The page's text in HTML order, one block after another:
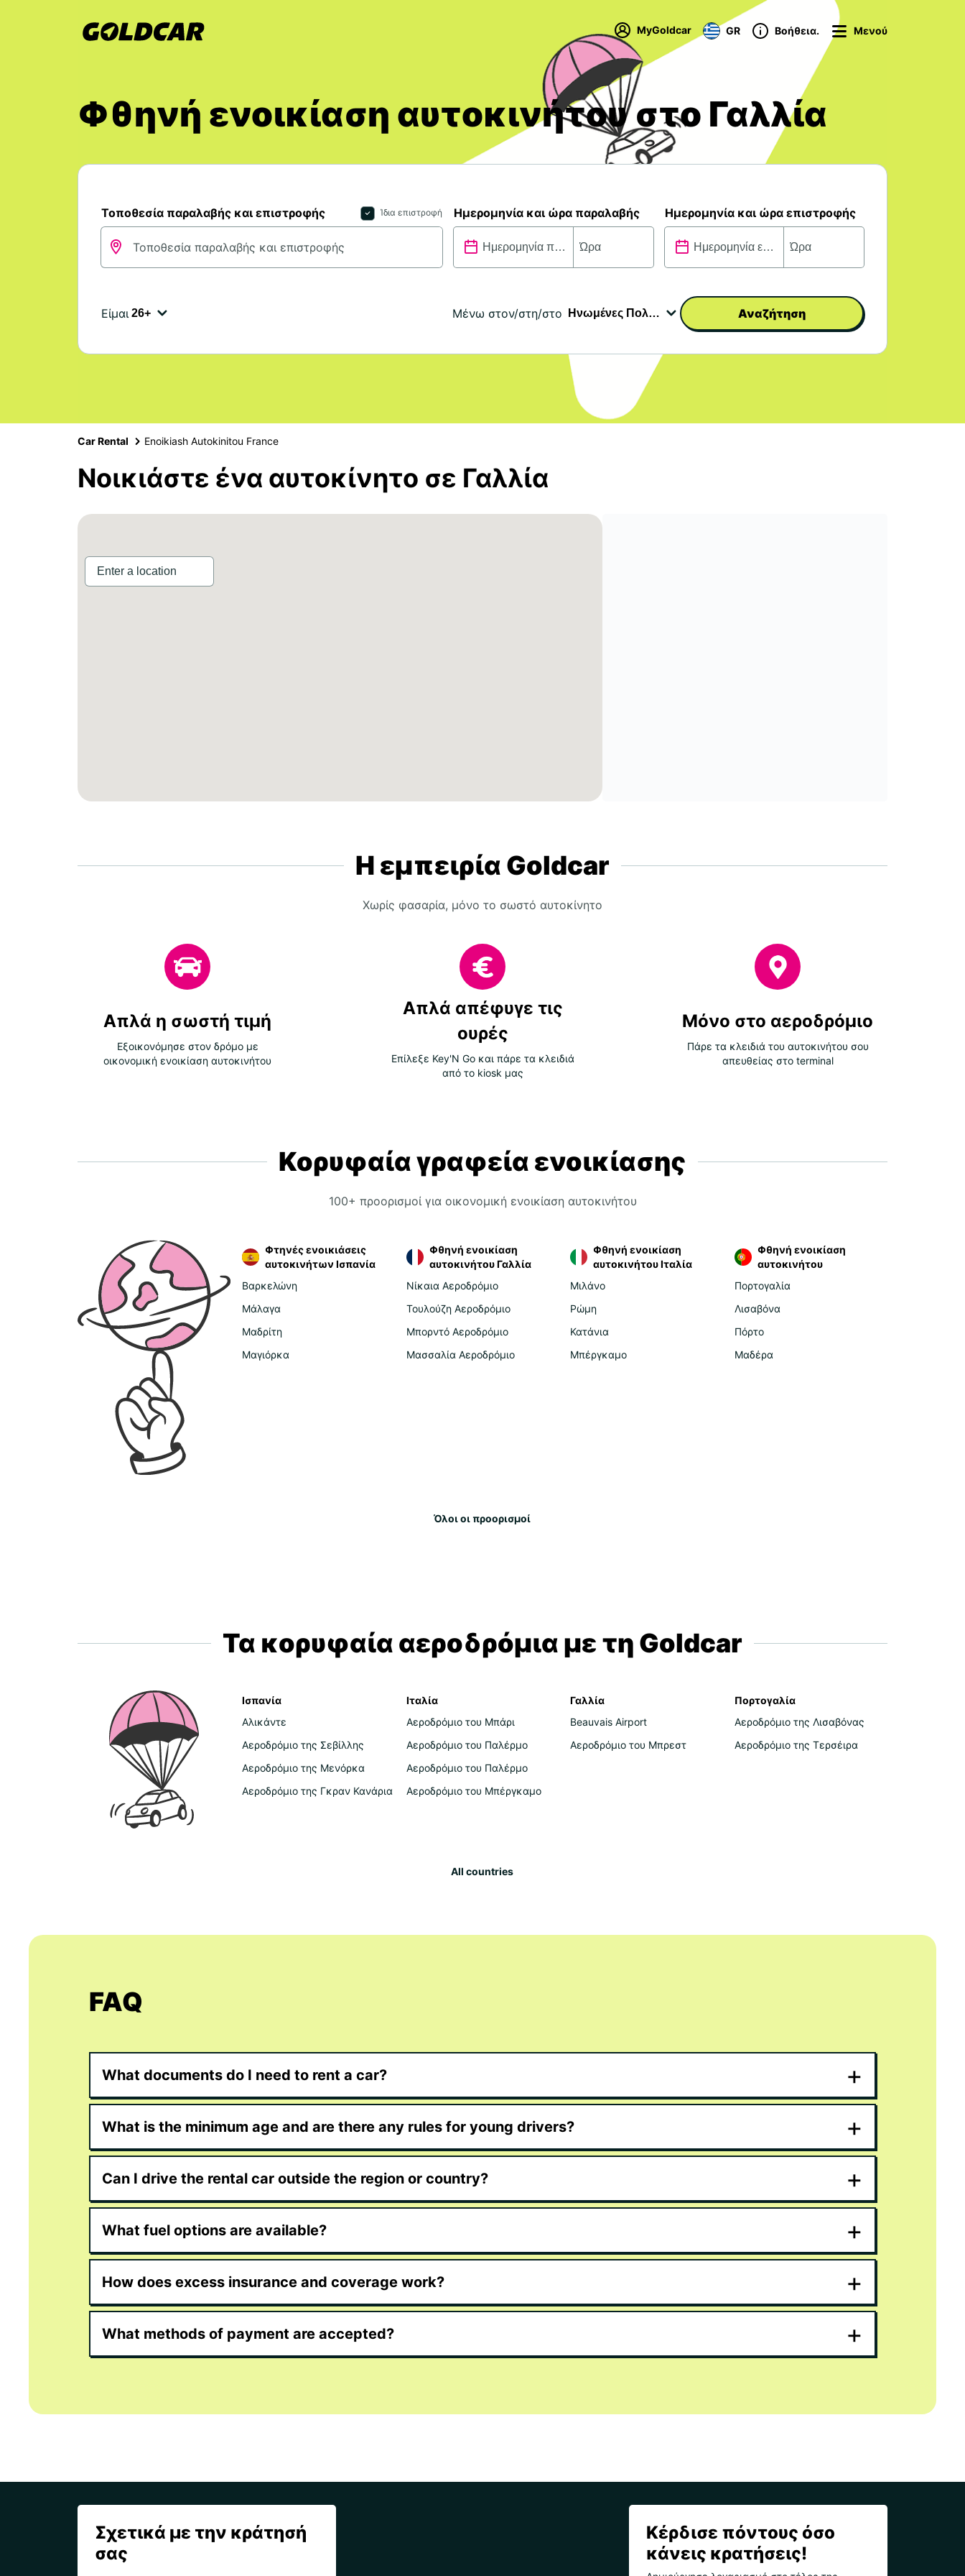
MyGoldcar GR Βοήθεια. Μενού
Φθηνή ενοικίαση αυτοκινήτου στο Γαλλία
Τοποθεσία παραλαβής και επιστροφής Ίδια επιστροφή Ημερομηνία και ώρα παραλαβής Ημερομηνία και ώρα επιστροφής
Είμαι Μένω στον/στη/στο Αναζήτηση
Car Rental Enoikiash Autokinitou France
Νοικιάστε ένα αυτοκίνητο σε Γαλλία
Η εμπειρία Goldcar
Χωρίς φασαρία, μόνο το σωστό αυτοκίνητο
Απλά η σωστή τιμή
Εξοικονόμησε στον δρόμο με
οικονομική ενοικίαση αυτοκινήτου
Απλά απέφυγε τις
ουρές
Επίλεξε Key'N Go και πάρε τα κλειδιά
από το kiosk μας
Μόνο στο αεροδρόμιο
Πάρε τα κλειδιά του αυτοκινήτου σου
απευθείας στο terminal
Κορυφαία γραφεία ενοικίασης
100+ προορισμοί για οικονομική ενοικίαση αυτοκινήτου
Φτηνές ενοικιάσεις
αυτοκινήτων Ισπανία
Βαρκελώνη
Μάλαγα
Μαδρίτη
Μαγιόρκα
Φθηνή ενοικίαση
αυτοκινήτου Γαλλία
Νίκαια Αεροδρόμιο
Τουλούζη Αεροδρόμιο
Μπορντό Αεροδρόμιο
Μασσαλία Αεροδρόμιο
Φθηνή ενοικίαση
αυτοκινήτου Ιταλία
Μιλάνο
Ρώμη
Κατάνια
Μπέργκαμο
Φθηνή ενοικίαση
αυτοκινήτου
Πορτογαλία
Λισαβόνα
Πόρτο
Μαδέρα
Όλοι οι προορισμοί
Τα κορυφαία αεροδρόμια με τη Goldcar
Ισπανία
Αλικάντε
Αεροδρόμιο της Σεβίλλης
Αεροδρόμιο της Μενόρκα
Αεροδρόμιο της Γκραν Κανάρια
Ιταλία
Αεροδρόμιο του Μπάρι
Αεροδρόμιο του Παλέρμο
Αεροδρόμιο του Παλέρμο
Αεροδρόμιο του Μπέργκαμο
Γαλλία
Beauvais Airport
Αεροδρόμιο του Μπρεστ
Πορτογαλία
Αεροδρόμιο της Λισαβόνας
Αεροδρόμιο της Τερσέιρα
All countries
FAQ
What documents do I need to rent a car? +
What is the minimum age and are there any rules for young drivers? +
Can I drive the rental car outside the region or country? +
What fuel options are available? +
How does excess insurance and coverage work? +
What methods of payment are accepted? +
Σχετικά με την κράτησή
σας
Κέρδισε πόντους όσο
κάνεις κρατήσεις!